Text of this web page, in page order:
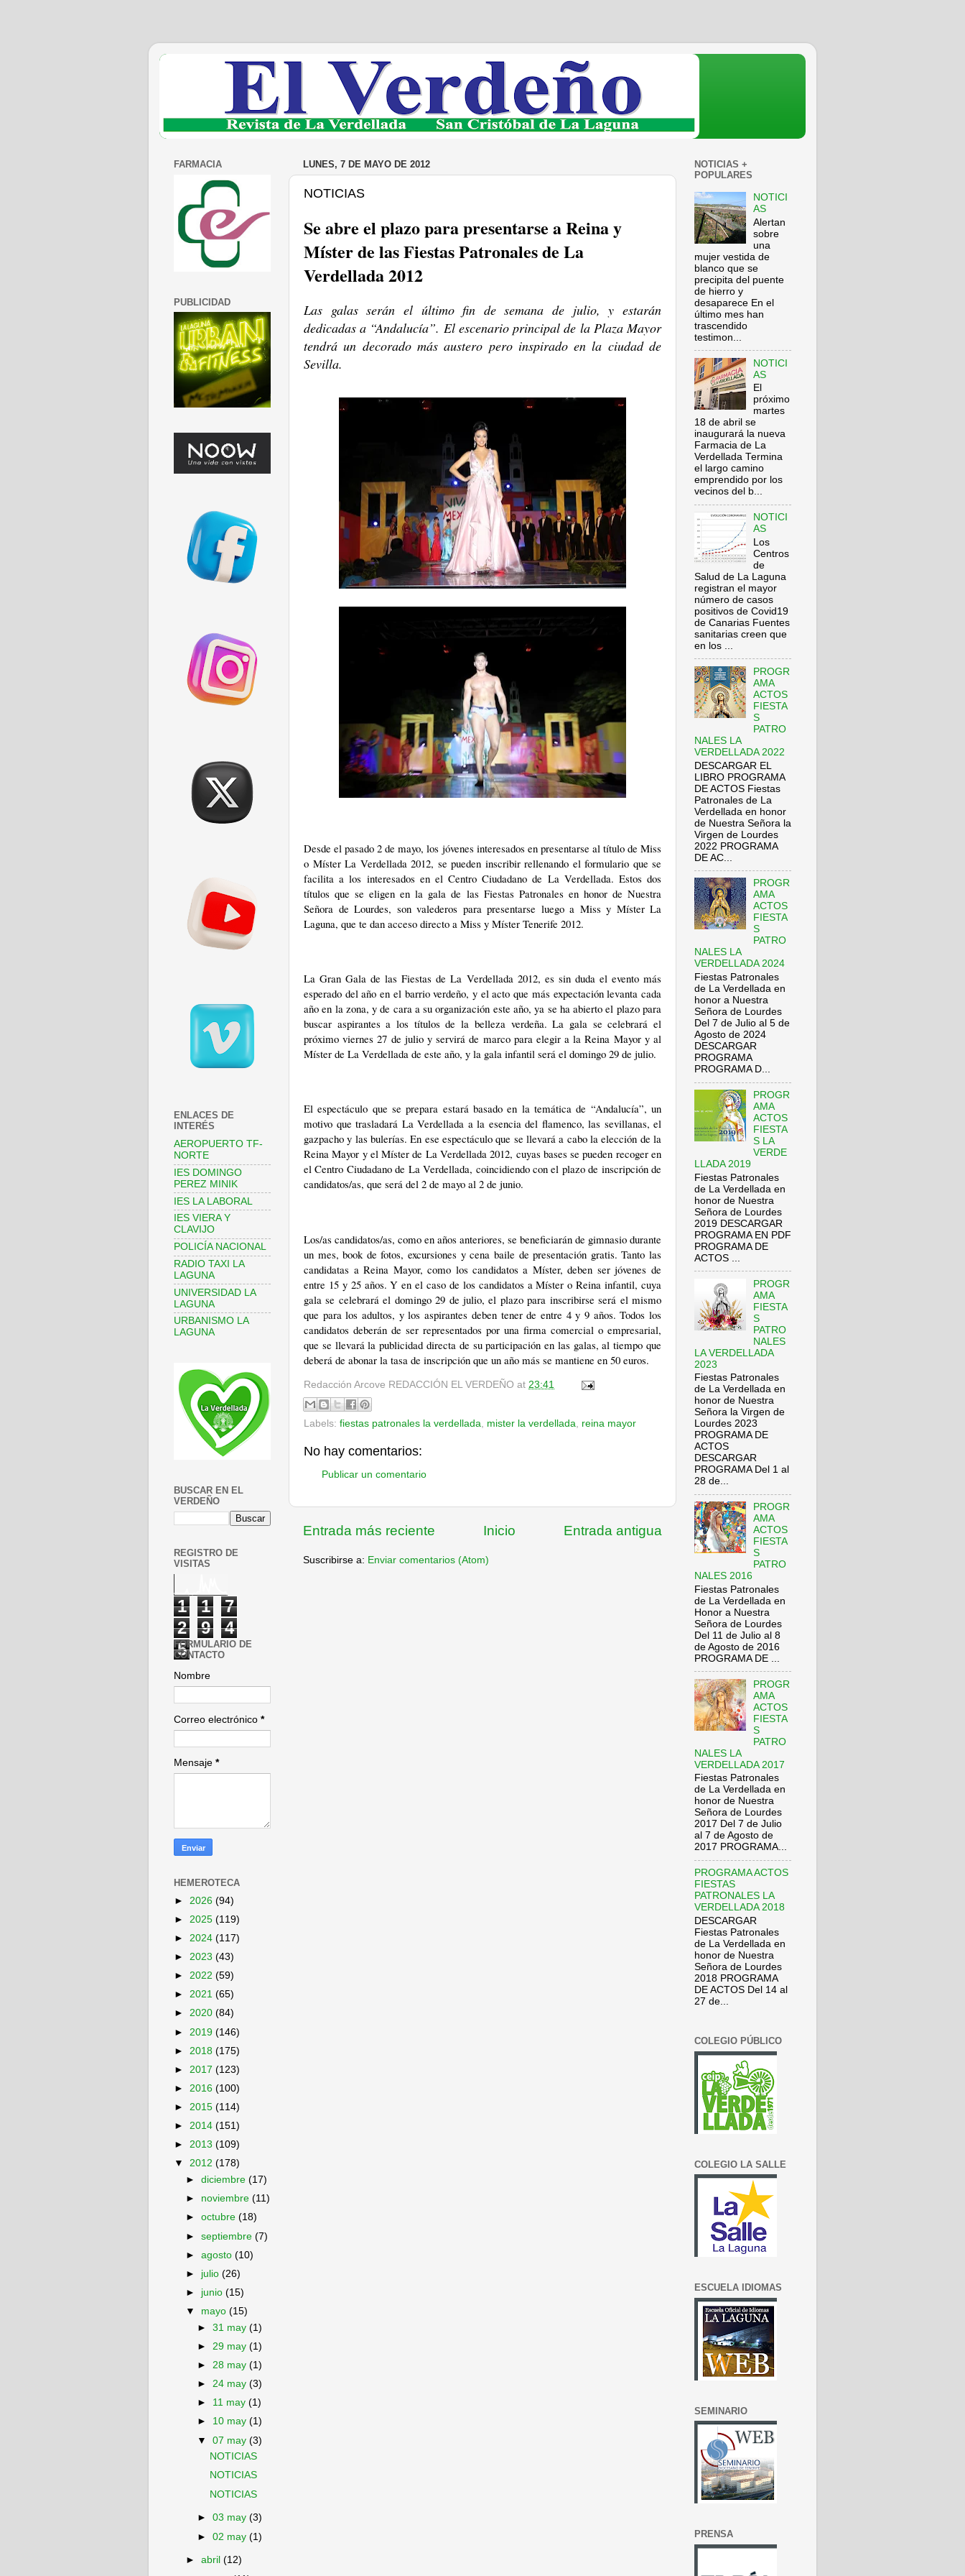
LUNES, 7 DE MAYO DE 2012
NOTICIAS
Se abre el plazo para presentarse a Reina y
Míster de las Fiestas Patronales de La
Verdellada 2012
Las galas serán el último fin de semana de julio, y estarán
dedicadas a “Andalucía”. El escenario principal de la Plaza Mayor
tendrá un decorado más austero pero inspirado en la ciudad de
Sevilla.
Desde el pasado 2 de mayo, los jóvenes interesados en presentarse al título de Miss
o Míster La Verdellada 2012, se pueden inscribir rellenando el formulario que se
facilita a los interesados en el Centro Ciudadano de La Verdellada. Estos dos
títulos que se eligen en la gala de las Fiestas Patronales en honor de Nuestra
Señora de Lourdes, son valederos para presentarse luego a Miss y Míster La
Laguna, que te dan acceso directo a Miss y Míster Tenerife 2012.
La Gran Gala de las Fiestas de La Verdellada 2012, es sin duda el evento más
esperado del año en el barrio verdeño, y el acto que más expectación levanta cada
año en la zona, y de cara a su organización este año, ya se ha abierto el plazo para
buscar aspirantes a los títulos de la belleza verdeña. La gala se celebrará el
próximo viernes 27 de julio y servirá de marco para elegir a la Reina Mayor y al
Míster de La Verdellada de este año, y la gala infantil será el domingo 29 de julio.
El espectáculo que se prepara estará basado en la temática de “Andalucía”, un
motivo que trasladará La Verdellada a la esencia del flamenco, las sevillanas, el
gazpacho y las bulerías. En ese espectáculo que se llevará a cabo la elección de la
Reina Mayor y el Míster de La Verdellada 2012, cuyas bases se pueden recoger en
el Centro Ciudadano de La Verdellada, coincidiendo con el plazo de inscripción de
candidatos/as, que será del 2 de mayo al 2 de junio.
Los/as candidatos/as, como en años anteriores, se beneficiarán de gimnasio durante
un mes, book de fotos, excursiones y cena baile de presentación gratis. Tanto las
candidatas a Reina Mayor, como los candidatos a Míster, deben ser jóvenes de
entre 15 y 25 años. Y en el caso de los candidatos a Míster o Reina infantil, cuya
gala se celebrará el domingo 29 de julio, el plazo para inscribirse será el mismo
que para los adultos, y los aspirantes deben tener de entre 4 y 9 años. Todos los
candidatos deberán de ser representados por una firma comercial o empresarial,
que se llevará la publicidad directa de su participación en las galas, al tiempo que
deberá de abonar la tasa de inscripción que un año más se mantiene en 50 euros.
Redacción Arcove REDACCIÓN EL VERDEÑO at 23:41
Labels: fiestas patronales la verdellada mister la verdellada reina mayor
No hay comentarios:
Publicar un comentario
Entrada más reciente Entrada antigua
Inicio
Suscribirse a: Enviar comentarios (Atom)
FARMACIA
PUBLICIDAD
ENLACES DE
INTERÉS
AEROPUERTO TF-
NORTE
IES DOMINGO
PEREZ MINIK
IES LA LABORAL
IES VIERA Y
CLAVIJO
POLICÍA NACIONAL
RADIO TAXI LA
LAGUNA
UNIVERSIDAD LA
LAGUNA
URBANISMO LA
LAGUNA
BUSCAR EN EL
VERDEÑO
REGISTRO DE
VISITAS
1 1
7
2
9
4
5
FORMULARIO DE
CONTACTO
Nombre
Correo electrónico *
Mensaje *
HEMEROTECA
► 2026 (94)
► 2025 (119)
► 2024 (117)
► 2023 (43)
► 2022 (59)
► 2021 (65)
► 2020 (84)
► 2019 (146)
► 2018 (175)
► 2017 (123)
► 2016 (100)
► 2015 (114)
► 2014 (151)
► 2013 (109)
▼ 2012 (178)
►diciembre(17)
► noviembre(11)
►octubre(18)
►septiembre(7)
►agosto(10)
► julio(26)
► junio(15)
▼ mayo(15)
►31 may(1)
► 29 may(1)
►28 may(1)
►24 may(3)
► 11 may(1)
► 10 may(1)
▼07 may(3)
NOTICIAS
NOTICIAS
NOTICIAS
►03 may(3)
►02 may(1)
►abril(12)
NOTICIAS +
POPULARES
NOTICI
AS
Alertan
sobre
una
mujer vestida de
blanco que se
precipita del puente
de hierro y
desaparece En el
último mes han
trascendido
testimon...
NOTICI
AS
El
próximo
martes
18 de abril se
inaugurará la nueva
Farmacia de La
Verdellada Termina
el largo camino
emprendido por los
vecinos del b...
NOTICI
AS
Los
Centros
de
Salud de La Laguna
registran el mayor
número de casos
positivos de Covid19
de Canarias Fuentes
sanitarias creen que
en los ...
PROGR
AMA
ACTOS
FIESTA
S
PATRO
NALES LA
VERDELLADA 2022
DESCARGAR EL
LIBRO PROGRAMA
DE ACTOS Fiestas
Patronales de La
Verdellada en honor
de Nuestra Señora la
Virgen de Lourdes
2022 PROGRAMA
DE AC...
PROGR
AMA
ACTOS
FIESTA
S
PATRO
NALES LA
VERDELLADA 2024
Fiestas Patronales
de La Verdellada en
honor a Nuestra
Señora de Lourdes
Del 7 de Julio al 5 de
Agosto de 2024
DESCARGAR
PROGRAMA
PROGRAMA D...
PROGR
AMA
ACTOS
FIESTA
S LA
VERDE
LLADA 2019
Fiestas Patronales
de La Verdellada en
honor de Nuestra
Señora de Lourdes
2019 DESCARGAR
PROGRAMA EN PDF
PROGRAMA DE
ACTOS ...
PROGR
AMA
FIESTA
S
PATRO
NALES
LA VERDELLADA
2023
Fiestas Patronales
de La Verdellada en
honor de Nuestra
Señora la Virgen de
Lourdes 2023
PROGRAMA DE
ACTOS
DESCARGAR
PROGRAMA Del 1 al
28 de...
PROGR
AMA
ACTOS
FIESTA
S
PATRO
NALES 2016
Fiestas Patronales
de La Verdellada en
Honor a Nuestra
Señora de Lourdes
Del 11 de Julio al 8
de Agosto de 2016
PROGRAMA DE ...
PROGR
AMA
ACTOS
FIESTA
S
PATRO
NALES LA
VERDELLADA 2017
Fiestas Patronales
de La Verdellada en
honor de Nuestra
Señora de Lourdes
2017 Del 7 de Julio
al 7 de Agosto de
2017 PROGRAMA...
PROGRAMA ACTOS
FIESTAS
PATRONALES LA
VERDELLADA 2018
DESCARGAR
Fiestas Patronales
de La Verdellada en
honor de Nuestra
Señora de Lourdes
2018 PROGRAMA
DE ACTOS Del 14 al
27 de...
COLEGIO PÚBLICO
COLEGIO LA SALLE
ESCUELA IDIOMAS
SEMINARIO
PRENSA